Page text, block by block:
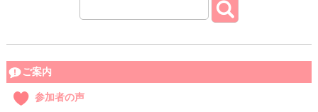
ご案内
参加者の声